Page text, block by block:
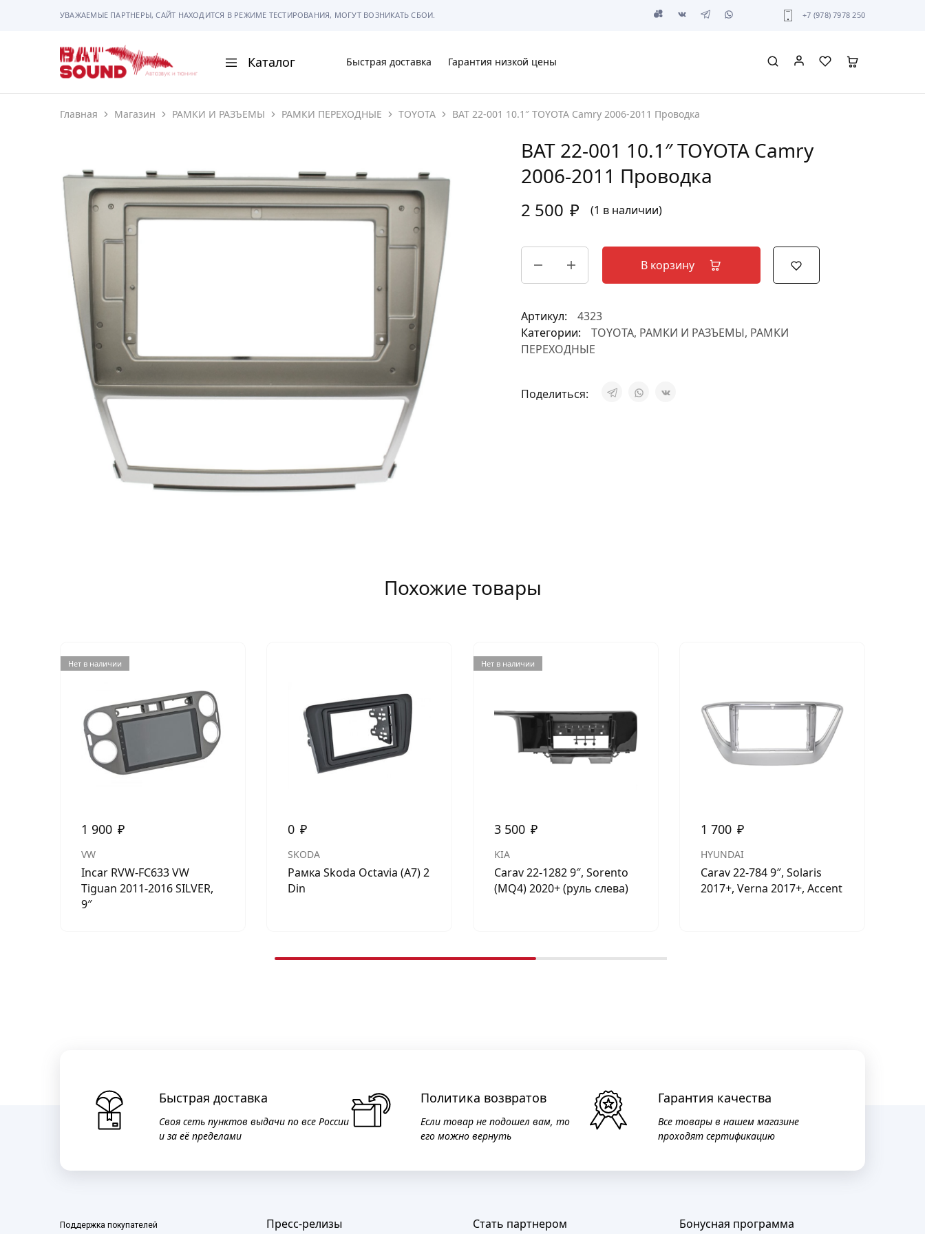
УВАЖАЕМЫЕ ПАРТНЕРЫ, САЙТ НАХОДИТСЯ В РЕЖИМЕ ТЕСТИРОВАНИЯ, МОГУТ ВОЗНИКАТЬ СБОИ. +7 (978) 7978 250
BAT
Sound
Каталог
АВТОМАГНИТОЛЫ
АКУСТИКА
РАМКИ И РАЗЪЕМЫ
Быстрая доставка Гарантия низкой цены
Главная Магазин РАМКИ И РАЗЪЕМЫ РАМКИ ПЕРЕХОДНЫЕ TOYOTA BAT 22-001 10.1″ TOYOTA Camry 2006-2011 Проводка
BAT 22-001 10.1″ TOYOTA Camry
2006-2011 Проводка
2 500 ₽ (1 в наличии)
В корзину
Артикул:
4323
Категории:
TOYOTA, РАМКИ И РАЗЪЕМЫ, РАМКИ
ПЕРЕХОДНЫЕ
Поделиться:
Похожие товары
Нет в наличии
1 900 ₽
VW
Incar RVW-FC633 VW
Tiguan 2011-2016 SILVER,
9″
0 ₽
SKODA
Рамка Skoda Octavia (A7) 2
Din
Нет в наличии
3 500 ₽
KIA
Carav 22-1282 9″, Sorento
(MQ4) 2020+ (руль слева)
1 700 ₽
HYUNDAI
Carav 22-784 9″, Solaris
2017+, Verna 2017+, Accent
Быстрая доставка
Своя сеть пунктов выдачи по все России
и за её пределами
Политика возвратов
Если товар не подошел вам, то
его можно вернуть
Гарантия качества
Все товары в нашем магазине
проходят сертификацию
Поддержка покупателей Пресс-релизы Стать партнером Бонусная программа